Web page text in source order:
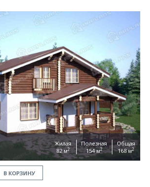
Жилая
82 м2
Полезная
154 м2
Общая
168 м2
В КОРЗИНУ